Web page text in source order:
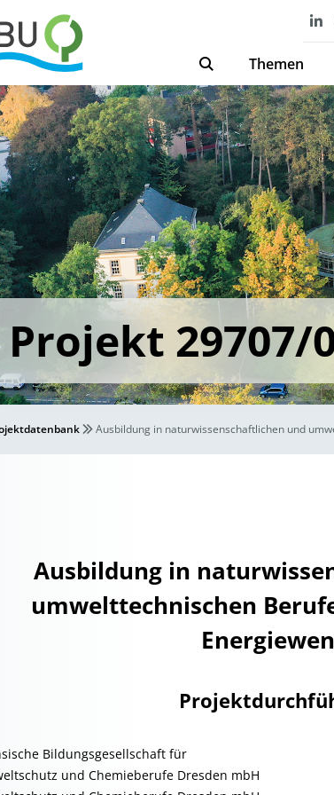
Themen
Projekt 29707/
Ausbildung in naturwissenschaftlichen und
Ausbildung in
umwelttechnischen
Bildungsgesellschaft für
und Chemieberufe Dresden mbH